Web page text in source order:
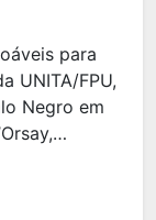
para
UNITA/FPU,
Negro em